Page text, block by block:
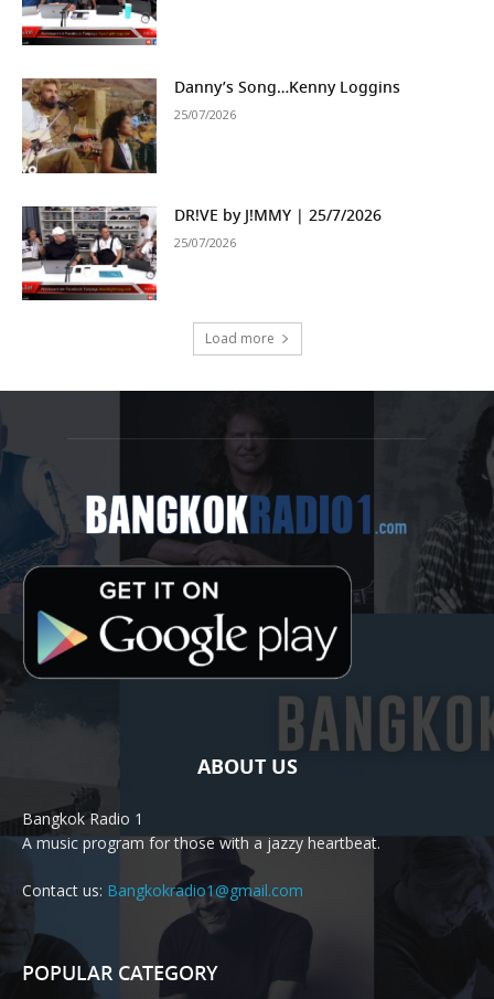
Danny’s Song…Kenny Loggins
25/07/2026
DR!VE by J!MMY | 25/7/2026
25/07/2026
Load more
ABOUT US
Bangkok Radio 1
A music program for those with a jazzy heartbeat.
Contact us: Bangkokradio1@gmail.com
POPULAR CATEGORY